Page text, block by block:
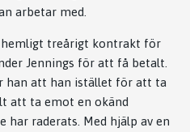
arbetar med.
treårigt kontrakt för
Jennings för att få betalt.
han att han istället för att ta
att ta emot en okänd
raderats. Med hjälp av en